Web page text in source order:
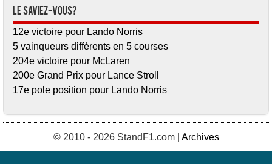
Le saviez-vous?
12e victoire pour Lando Norris
5 vainqueurs différents en 5 courses
204e victoire pour McLaren
200e Grand Prix pour Lance Stroll
17e pole position pour Lando Norris
© 2010 - 2026 StandF1.com | Archives